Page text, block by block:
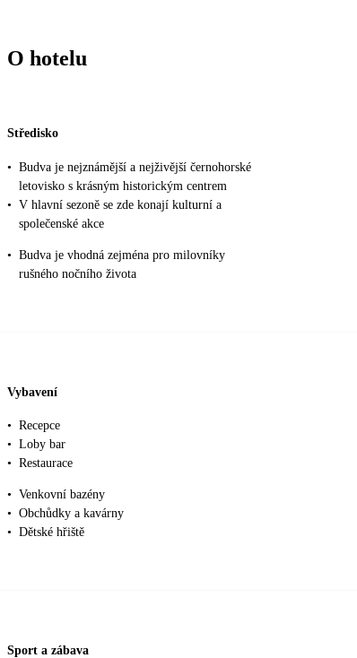
O hotelu
Středisko
• Budva je nejznámější a nejživější černohorské
letovisko s krásným historickým centrem
• V hlavní sezoně se zde konají kulturní a
společenské akce
• Budva je vhodná zejména pro milovníky
rušného nočního života
Vybavení
• Recepce
• Loby bar
• Restaurace
• Venkovní bazény
• Obchůdky a kavárny
• Dětské hřiště
Sport a zábava